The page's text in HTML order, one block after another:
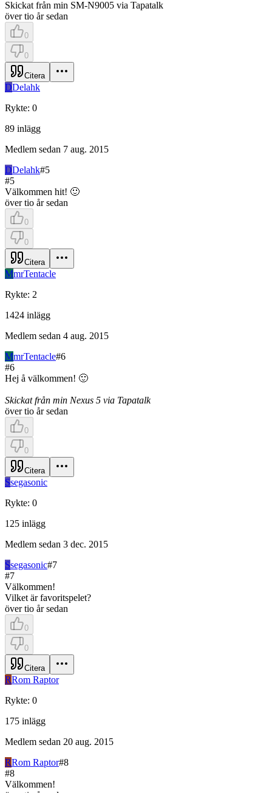
Skickat från min SM-N9005 via Tapatalk
över tio år sedan
0
0
Citera
DDelahk
Rykte: 0
89 inlägg
Medlem sedan 7 aug. 2015
DDelahk#5
#5
Välkommen hit! 🙂
över tio år sedan
0
0
Citera
MmrTentacle
Rykte: 2
1424 inlägg
Medlem sedan 4 aug. 2015
MmrTentacle#6
#6
Hej å välkommen! 🙂
Skickat från min Nexus 5 via Tapatalk
över tio år sedan
0
0
Citera
Ssegasonic
Rykte: 0
125 inlägg
Medlem sedan 3 dec. 2015
Ssegasonic#7
#7
Välkommen!
Vilket är favoritspelet?
över tio år sedan
0
0
Citera
RRom Raptor
Rykte: 0
175 inlägg
Medlem sedan 20 aug. 2015
RRom Raptor#8
#8
Välkommen!